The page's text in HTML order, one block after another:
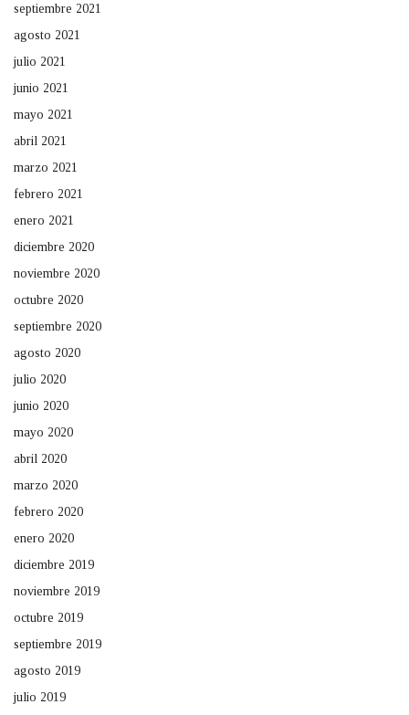
septiembre 2021
agosto 2021
julio 2021
junio 2021
mayo 2021
abril 2021
marzo 2021
febrero 2021
enero 2021
diciembre 2020
noviembre 2020
octubre 2020
septiembre 2020
agosto 2020
julio 2020
junio 2020
mayo 2020
abril 2020
marzo 2020
febrero 2020
enero 2020
diciembre 2019
noviembre 2019
octubre 2019
septiembre 2019
agosto 2019
julio 2019